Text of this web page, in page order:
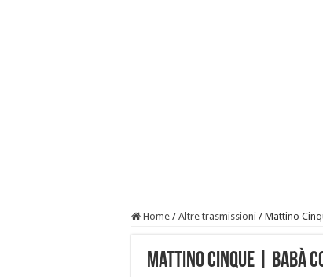
Home / Altre trasmissioni / Mattino
Mattino Cinque | Babà